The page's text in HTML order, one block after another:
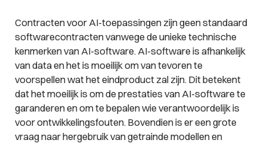
Contracten voor AI-toepassingen zijn geen standaard
softwarecontracten vanwege de unieke technische
kenmerken van AI-software. AI-software is afhankelijk
van data en het is moeilijk om van tevoren te
voorspellen wat het eindproduct zal zijn. Dit betekent
dat het moeilijk is om de prestaties van AI-software te
garanderen en om te bepalen wie verantwoordelijk is
voor ontwikkelingsfouten. Bovendien is er een grote
vraag naar hergebruik van getrainde modellen en